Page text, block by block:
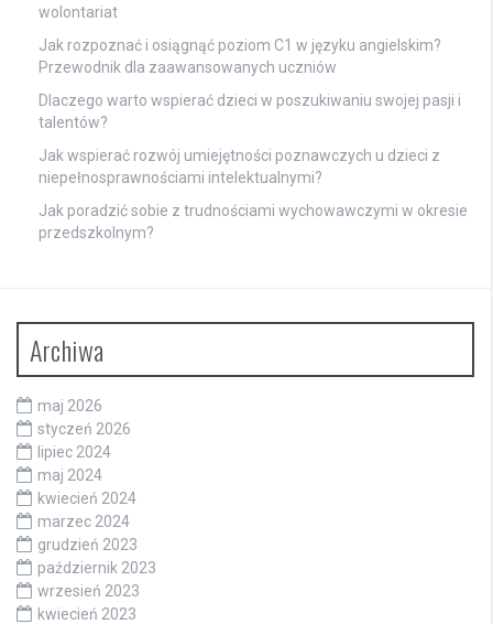
wolontariat
Jak rozpoznać i osiągnąć poziom C1 w języku angielskim?
Przewodnik dla zaawansowanych uczniów
Dlaczego warto wspierać dzieci w poszukiwaniu swojej pasji i
talentów?
Jak wspierać rozwój umiejętności poznawczych u dzieci z
niepełnosprawnościami intelektualnymi?
Jak poradzić sobie z trudnościami wychowawczymi w okresie
przedszkolnym?
Archiwa
maj 2026
styczeń 2026
lipiec 2024
maj 2024
kwiecień 2024
marzec 2024
grudzień 2023
październik 2023
wrzesień 2023
kwiecień 2023